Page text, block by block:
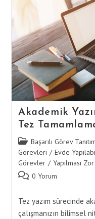
Akademik
Tez
Post
category:
Başarılı Görev
Görevleri / Evde
Görevler / Yapılması
Post 0 Yorum
Tez yazım sürecinde
çalışmanızın bilimsel